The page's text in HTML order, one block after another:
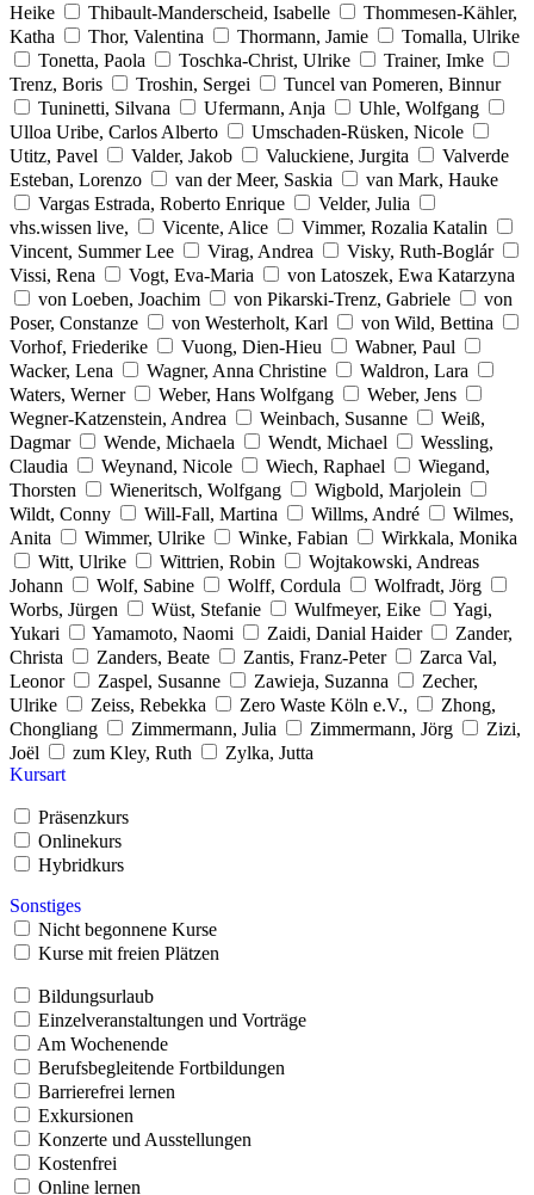
Heike
Thibault-Manderscheid, Isabelle
Thommesen-Kähler,
Katha
Thor, Valentina Thormann, Jamie
Tomalla, Ulrike
Tonetta, Paola
Toschka-Christ, Ulrike
Trainer, Imke
Trenz, Boris
Troshin, Sergei
Tuncel van Pomeren, Binnur
Tuninetti, Silvana
Ufermann, Anja
Uhle, Wolfgang
Ulloa Uribe, Carlos Alberto
Umschaden-Rüsken, Nicole
Utitz, Pavel
Valder, Jakob Valuckiene, Jurgita
Valverde
Esteban, Lorenzo
van der Meer, Saskia
van Mark, Hauke
Vargas Estrada, Roberto Enrique
Velder, Julia
vhs.wissen live,
Vicente, Alice
Vimmer, Rozalia Katalin
Vincent, Summer Lee
Virag, Andrea
Visky, Ruth-Boglár
Vissi, Rena
Vogt, Eva-Maria
von Latoszek, Ewa Katarzyna
von Loeben, Joachim
von Pikarski-Trenz, Gabriele
von
Poser, Constanze
von Westerholt, Karl
von Wild, Bettina
Vorhof, Friederike
Vuong, Dien-Hieu
Wabner, Paul
Wacker, Lena
Wagner, Anna Christine
Waldron, Lara
Waters, Werner
Weber, Hans Wolfgang
Weber, Jens
Wegner-Katzenstein, Andrea
Weinbach, Susanne
Weiß,
Dagmar
Wende, Michaela Wendt, Michael
Wessling,
Claudia
Weynand, Nicole Wiech, Raphael
Wiegand,
Thorsten
Wieneritsch, Wolfgang
Wigbold, Marjolein
Wildt, Conny
Will-Fall, Martina Willms, André
Wilmes,
Anita
Wimmer, Ulrike Winke, Fabian
Wirkkala, Monika
Witt, Ulrike
Wittrien, Robin
Wojtakowski, Andreas
Johann
Wolf, Sabine Wolff, Cordula
Wolfradt, Jörg
Worbs, Jürgen
Wüst, Stefanie Wulfmeyer, Eike
Yagi,
Yukari
Yamamoto, Naomi Zaidi, Danial Haider
Zander,
Christa
Zanders, Beate Zantis, Franz-Peter
Zarca Val,
Leonor
Zaspel, Susanne Zawieja, Suzanna
Zecher,
Ulrike
Zeiss, Rebekka Zero Waste Köln e.V.,
Zhong,
Chongliang
Zimmermann, Julia Zimmermann, Jörg
Zizi,
Joël
zum Kley, Ruth
Zylka, Jutta
Kursart
Präsenzkurs
Onlinekurs
Hybridkurs
Sonstiges
Nicht begonnene Kurse
Kurse mit freien Plätzen
Bildungsurlaub
Einzelveranstaltungen und Vorträge
Am Wochenende
Berufsbegleitende Fortbildungen
Barrierefrei lernen
Exkursionen
Konzerte und Ausstellungen
Kostenfrei
Online lernen